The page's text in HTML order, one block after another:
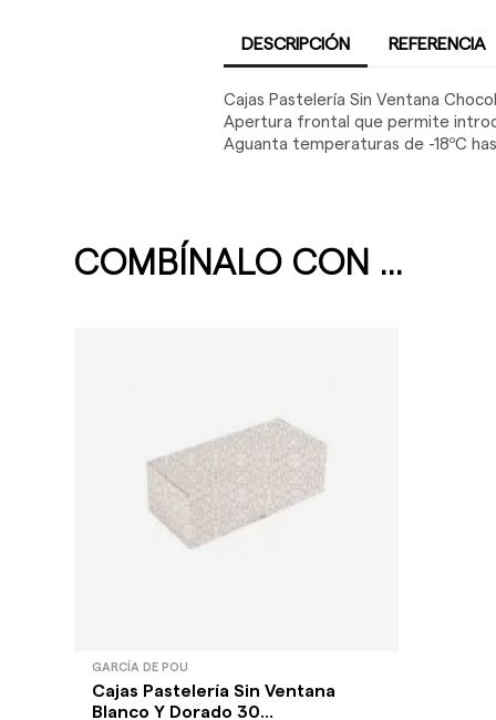
DESCRIPCIÓN REFERENCIA
Cajas Pastelería Sin Ventana
Apertura frontal que permite
Aguanta temperaturas de -18ºC
COMBÍNALO CON ...
GARCÍA DE POU
Cajas Pastelería Sin Ventana
Blanco Y Dorado 30...